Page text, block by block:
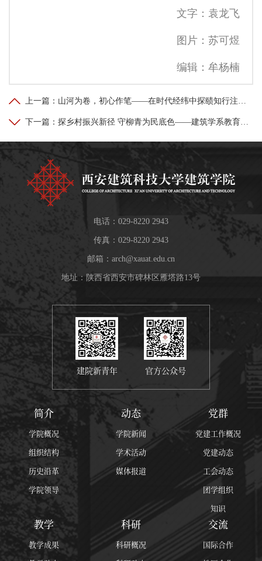
文字：袁龙飞
图片：苏可煜
编辑：牟杨楠
上一篇： 山河为卷，初心作笔——在时代经纬中探赜知行注疏：建筑学系教育团队六党支部深耕党建与专业教学融合育人
下一篇： 探乡村振兴新径 守柳青为民底色——建筑学系教育团队五党支部主题党日活动
电话：029-8220 2943
传真：029-8220 2943
邮箱： arch@xauat.edu.cn
地址：陕西省西安市碑林区雁塔路13号
建院新青年 官方公众号
简介
学院概况
组织结构
历史沿革
学院领导
动态
学院新闻
学术活动
媒体报道
党群
党建工作概况
党建动态
工会动态
团学组织
知识
教学
教学成果
科研
科研概况
交流
国际合作